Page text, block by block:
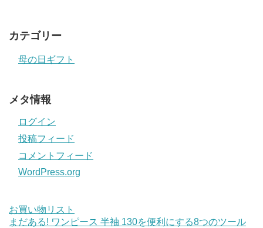
カテゴリー
母の日ギフト
メタ情報
ログイン
投稿フィード
コメントフィード
WordPress.org
お買い物リスト
まだある! ワンピース 半袖 130を便利にする8つのツール